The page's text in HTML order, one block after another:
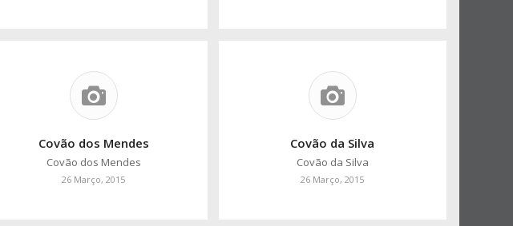
Covão dos Mendes
Covão dos Mendes
26 Março, 2015
Covão da Silva
Covão da Silva
26 Março, 2015